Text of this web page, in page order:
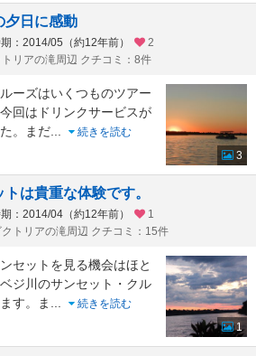
夕日に感動
：2014/05（約12年前）
2
トリアの滝周辺 クチコミ：8件
ーズはいくつものツアー
回はドリンクサービスが
。まだ
続きを読む
3
は貴重な体験です。
：2014/04（約12年前）
1
クトリアの滝周辺 クチコミ：15件
セットを見る機会はほと
ジ川のサンセット・クル
す。ま
続きを読む
1